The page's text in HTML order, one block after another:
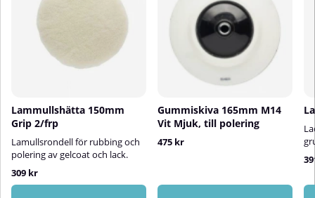
Lammullshätta 150mm
Grip 2/frp
Lamullsrondell för rubbing och
polering av gelcoat och lack.
309 kr
Gummiskiva 165mm M14
Vit Mjuk, till polering
475 kr